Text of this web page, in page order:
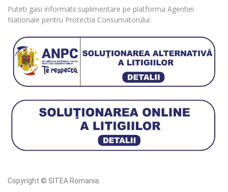
Puteti gasi informatii suplimentare pe platforma Agentiei
Nationale pentru Protectia Consumatorului:
Copyright © SITEA Romania.